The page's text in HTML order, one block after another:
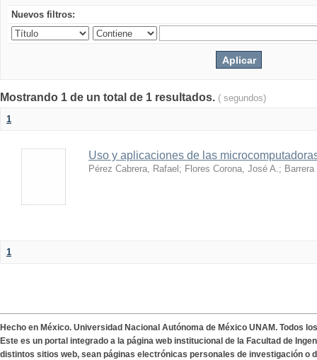
Nuevos filtros:
Mostrando 1 de un total de 1 resultados. ( segundos)
1
Uso y aplicaciones de las
Pérez Cabrera, Rafael ; Flores Corona, José A.;
1
Hecho en México. Universidad Nacional Autónoma de México UNAM. Todos
Este es un portal integrado a la página web institucional de la Facultad de
distintos sitios web, sean páginas electrónicas personales de investigación o